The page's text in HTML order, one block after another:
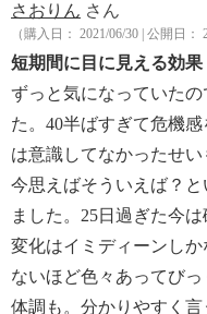
さおりん さん
（購入日： 2021/06/30 | 公開日：
短期間に目に見える効
ずっと気になっていた
た。40半ばすぎて危機
は意識してなかったせ
今思えばそういえば？
ました。25日過ぎた今
変化はイミディーンし
ないほど色々あってび
体調も。分かりやすく